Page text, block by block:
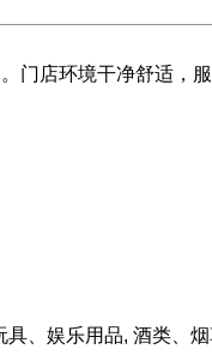
门店环境干净舒适，
、娱乐用品, 酒类、